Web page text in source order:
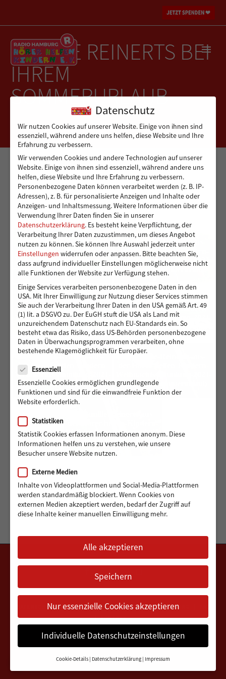
FAMILIE REINERTS BEI
IHREM
SOMMERURLAUB
01-Familie-Reinerts-aus-
der-Hörer-helfen-Kindern-
Weihnachtssammlung-2021-
bei-ihrem-Sommerurlaub
07-Familie-Reinerts-aus-
der-Hörer-helfen-Kindern-
Weihnachtssammlung-2021-
bei-ihrem-Sommerurlaub
06-Familie-Reinerts-aus-
der-Hörer-helfen-Kindern-
Weihnachtssammlung-2021-
bei-ihrem-Sommerurlaub
05-Familie-Reinerts-aus-
der-Hörer-helfen-Kindern-
Weihnachtssammlung-2021-
bei-ihrem-Sommerurlaub
02-Familie-Reinerts-aus-
der-Hörer-helfen-Kindern-
Weihnachtssammlung-2021-
bei-ihrem-Sommerurlaub
03-Familie-Reinerts-aus-
bei-ihrem-Sommerurlaub
Weihnachtssammlung-2021-
bei-ihrem-Sommerurlaub
DATENSCHUTZERKLÄRUNG IMPRESSUM VEREINSSATZUNG
KONTAKT
Datenschutz
Wir nutzen Cookies auf unserer Website. Einige von ihnen sind
essenziell, während andere uns helfen, diese Website und Ihre
Erfahrung zu verbessern.
Wir verwenden Cookies und andere Technologien auf unserer
Website. Einige von ihnen sind essenziell, während andere uns
helfen, diese Website und Ihre Erfahrung zu verbessern.
Personenbezogene Daten können verarbeitet werden (z. B. IP-
Adressen), z. B. für personalisierte Anzeigen und Inhalte oder
Anzeigen- und Inhaltsmessung.Weitere Informationen über die
Verwendung Ihrer Daten finden Sie in unserer
Datenschutzerklärung. Es besteht keine Verpflichtung, der
Verarbeitung Ihrer Daten zuzustimmen, um dieses Angebot
nutzen zu können.Sie können Ihre Auswahl jederzeit unter
Einstellungen widerrufen oder anpassen. Bitte beachten Sie,
dass aufgrund individueller Einstellungen möglicherweise nicht
alle Funktionen der Website zur Verfügung stehen.
Einige Services verarbeiten personenbezogene Daten in den
USA. Mit Ihrer Einwilligung zur Nutzung dieser Services stimmen
Sie auch der Verarbeitung Ihrer Daten in den USA gemäß Art. 49
(1) lit. a DSGVO zu. Der EuGH stuft die USA als Land mit
unzureichendem Datenschutz nach EU-Standards ein. So
besteht etwa das Risiko, dass US-Behörden personenbezogene
Daten in Überwachungsprogrammen verarbeiten, ohne
bestehende Klagemöglichkeit für Europäer.
Essenziell
Essenzielle Cookies ermöglichen grundlegende
Funktionen und sind für die einwandfreie Funktion der
Website erforderlich.
Statistiken
Statistik Cookies erfassen Informationen anonym. Diese
Informationen helfen uns zu verstehen, wie unsere
Besucher unsere Website nutzen.
Externe Medien
Inhalte von Videoplattformen und Social-Media-Plattformen
werden standardmäßig blockiert. Wenn Cookies von
externen Medien akzeptiert werden, bedarf der Zugriff auf
diese Inhalte keiner manuellen Einwilligung mehr.
Alle akzeptieren
Speichern
Nur essenzielle Cookies akzeptieren
Individuelle Datenschutzeinstellungen
Cookie-Details Datenschutzerklärung Impressum
Datenschutz